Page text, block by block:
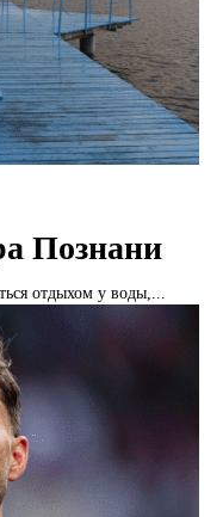
Познани
отдыхом у воды,...